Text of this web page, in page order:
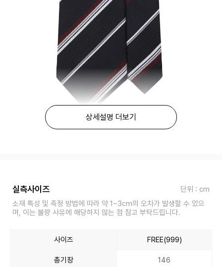
상세설명 더보기
실측사이즈
단위 : cm
소재 특성 및 측정 방법에 따라 약 1~3cm의 오차가 발생할 수 있으
며, 이는 불량 사유에 해당하지 않는 점 참고 부탁드립니다.
사이즈 FREE(999)
총기장 146